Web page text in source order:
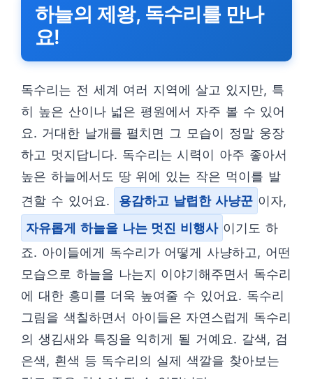
하늘의 제왕, 독수리를 만나
요!
독수리는 전 세계 여러 지역에 살고 있지만, 특
히 높은 산이나 넓은 평원에서 자주 볼 수 있어
요. 거대한 날개를 펼치면 그 모습이 정말 웅장
하고 멋지답니다. 독수리는 시력이 아주 좋아서
높은 하늘에서도 땅 위에 있는 작은 먹이를 발
견할 수 있어요.
용감하고 날렵한 사냥꾼 이자,
자유롭게 하늘을 나는 멋진 비행사 이기도 하
죠. 아이들에게 독수리가 어떻게 사냥하고, 어떤
모습으로 하늘을 나는지 이야기해주면서 독수리
에 대한 흥미를 더욱 높여줄 수 있어요. 독수리
그림을 색칠하면서 아이들은 자연스럽게 독수리
의 생김새와 특징을 익히게 될 거예요. 갈색, 검
은색, 흰색 등 독수리의 실제 색깔을 찾아보는